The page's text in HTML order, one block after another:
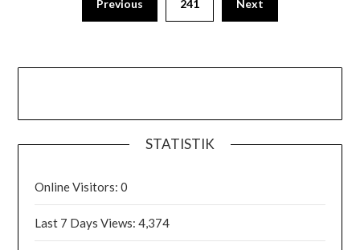
Previous 241 Next
STATISTIK
Online Visitors:0
Last 7 Days Views:4,374